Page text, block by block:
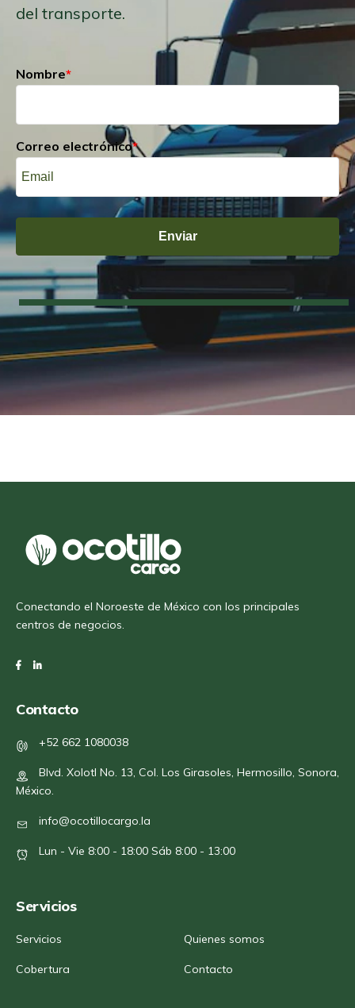
del transporte.
Nombre*
Correo electrónico*
Conectando el Noroeste de México con los principales
centros de negocios.
Contacto
+52 662 1080038
Blvd. Xolotl No. 13, Col. Los Girasoles, Hermosillo, Sonora,
México.
info@ocotillocargo.la
Lun - Vie 8:00 - 18:00 Sáb 8:00 - 13:00
Servicios
Servicios
Cobertura
Quienes somos
Contacto